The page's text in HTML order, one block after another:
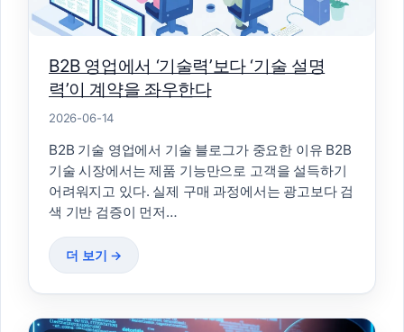
B2B 영업에서 ‘기술력’보다 ‘기술 설명
력’이 계약을 좌우한다
2026-06-14
B2B 기술 영업에서 기술 블로그가 중요한 이유 B2B
기술 시장에서는 제품 기능만으로 고객을 설득하기
어려워지고 있다. 실제 구매 과정에서는 광고보다 검
색 기반 검증이 먼저…
더 보기 →